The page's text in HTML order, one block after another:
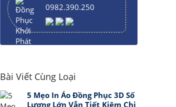
0982.390.250
Bài Viết Cùng Loại
5 Mẹo In Áo Đồng Phục 3D Số
Lượng Lớn Vẫn Tiết Kiệm Chi